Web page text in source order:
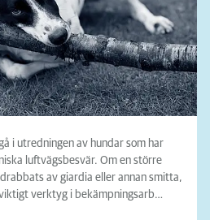
i utredningen av hundar som har
luftvägsbesvär. Om en större
av giardia eller annan smitta,
verktyg i bekämpningsarb…